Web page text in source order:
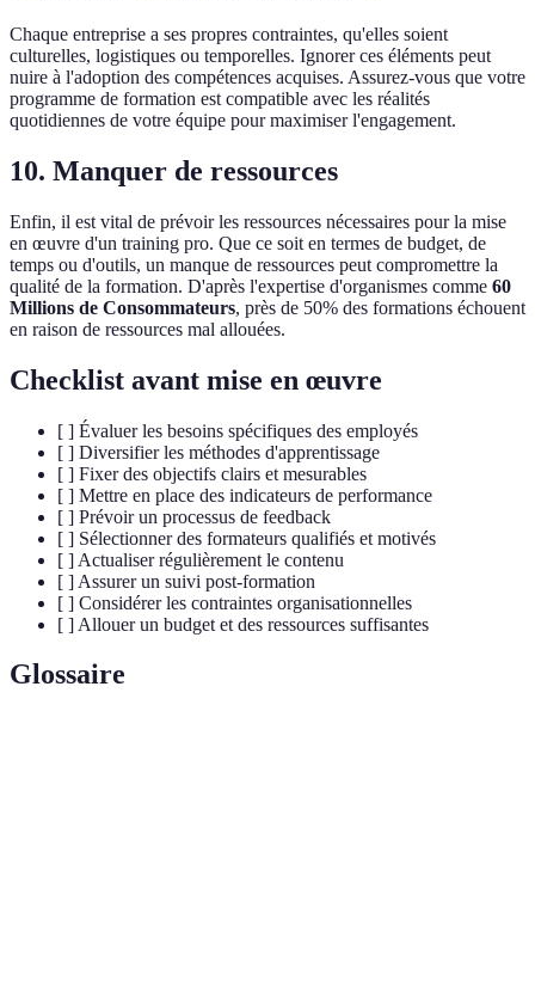
Chaque entreprise a ses propres contraintes, qu'elles soient
culturelles, logistiques ou temporelles. Ignorer ces éléments peut
nuire à l'adoption des compétences acquises. Assurez-vous que votre
programme de formation est compatible avec les réalités
quotidiennes de votre équipe pour maximiser l'engagement.
10. Manquer de ressources
Enfin, il est vital de prévoir les ressources nécessaires pour la mise
en œuvre d'un training pro. Que ce soit en termes de budget, de
temps ou d'outils, un manque de ressources peut compromettre la
qualité de la formation. D'après l'expertise d'organismes comme 60
Millions de Consommateurs, près de 50% des formations échouent
en raison de ressources mal allouées.
Checklist avant mise en œuvre
[ ] Évaluer les besoins spécifiques des employés
[ ] Diversifier les méthodes d'apprentissage
[ ] Fixer des objectifs clairs et mesurables
[ ] Mettre en place des indicateurs de performance
[ ] Prévoir un processus de feedback
[ ] Sélectionner des formateurs qualifiés et motivés
[ ] Actualiser régulièrement le contenu
[ ] Assurer un suivi post-formation
[ ] Considérer les contraintes organisationnelles
[ ] Allouer un budget et des ressources suffisantes
Glossaire